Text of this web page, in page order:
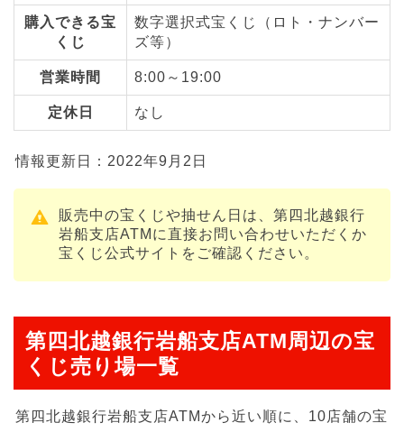
購入できる宝
くじ
数字選択式宝くじ（ロト・ナンバー
ズ等）
営業時間 8:00～19:00
定休日 なし
情報更新日：2022年9月2日
販売中の宝くじや抽せん日は、第四北越銀行
岩船支店ATMに直接お問い合わせいただくか
宝くじ公式サイトをご確認ください。
第四北越銀行岩船支店ATM周辺の宝
くじ売り場一覧
第四北越銀行岩船支店ATMから近い順に、10店舗の宝